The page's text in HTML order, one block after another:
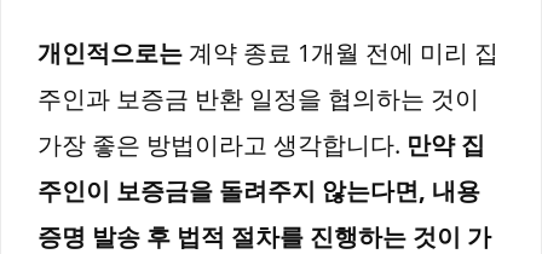
개인적으로는 계약 종료 1개월 전에 미리 집
주인과 보증금 반환 일정을 협의하는 것이
가장 좋은 방법이라고 생각합니다. 만약 집
주인이 보증금을 돌려주지 않는다면, 내용
증명 발송 후 법적 절차를 진행하는 것이 가